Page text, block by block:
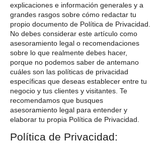
explicaciones e información generales y a
grandes rasgos sobre cómo redactar tu
propio documento de Política de Privacidad.
No debes considerar este artículo como
asesoramiento legal o recomendaciones
sobre lo que realmente debes hacer,
porque no podemos saber de antemano
cuáles son las políticas de privacidad
específicas que deseas establecer entre tu
negocio y tus clientes y visitantes. Te
recomendamos que busques
asesoramiento legal para entender y
elaborar tu propia Política de Privacidad.
Política de Privacidad: